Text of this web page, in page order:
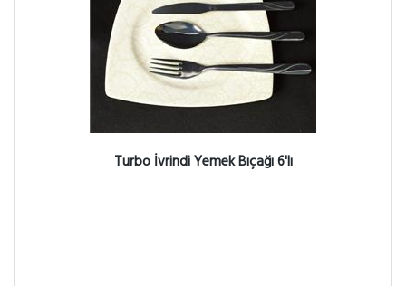
Turbo İvrindi Yemek Bıçağı 6'lı